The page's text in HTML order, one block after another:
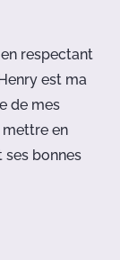
respectant
est ma
de mes
mettre en
bonnes